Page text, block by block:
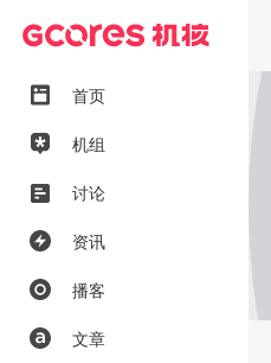
首页
机组
讨论
资讯
播客
文章